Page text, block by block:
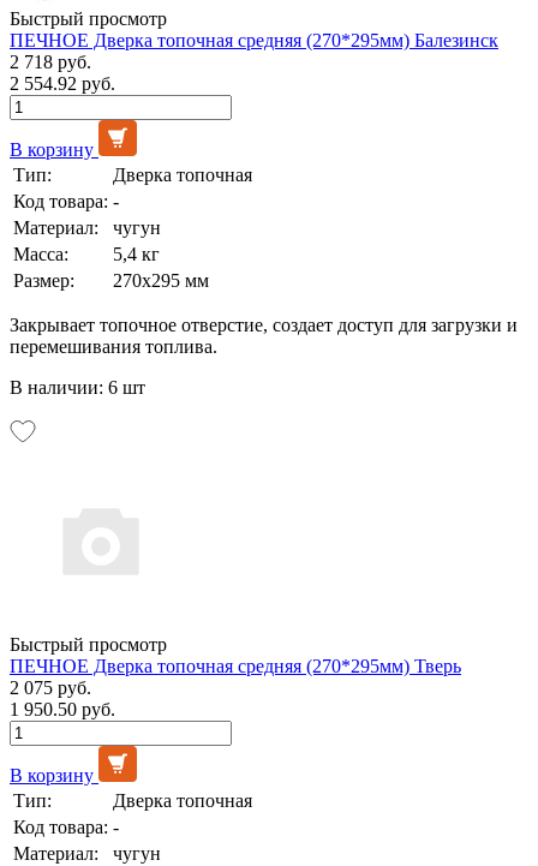
Быстрый просмотр
ПЕЧНОЕ Дверка топочная средняя (270*295мм) Балезинск
2 718 руб.
2 554.92 руб.
В корзину
Тип:
Дверка топочная
Код товара: -
Материал:
чугун
Масса:
5,4 кг
Размер:
270х295 мм
Закрывает топочное отверстие, создает доступ для загрузки и
перемешивания топлива.
В наличии: 6 шт
Быстрый просмотр
ПЕЧНОЕ Дверка топочная средняя (270*295мм) Тверь
2 075 руб.
1 950.50 руб.
В корзину
Тип:
Дверка топочная
Код товара: -
Материал:
чугун